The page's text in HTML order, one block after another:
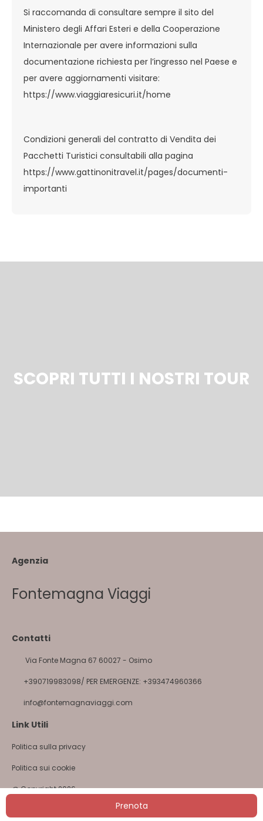
Prenota
Si raccomanda di consultare sempre il sito del
Ministero degli Affari Esteri e della Cooperazione
Internazionale per avere informazioni sulla
documentazione richiesta per l’ingresso nel Paese e
per avere aggiornamenti visitare:
https://www.viaggiaresicuri.it/home
Condizioni generali del contratto di Vendita dei
Pacchetti Turistici consultabili alla pagina
https://www.gattinonitravel.it/pages/documenti-
importanti
SCOPRI TUTTI I NOSTRI TOUR
Agenzia
Fontemagna Viaggi
Contatti
Via Fonte Magna 67 60027 - Osimo
+390719983098/ PER EMERGENZE: +393474960366
info@fontemagnaviaggi.com
Link Utili
Politica sulla privacy
Politica sui cookie
@ Copyright 2026